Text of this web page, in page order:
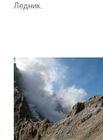
Ледник.